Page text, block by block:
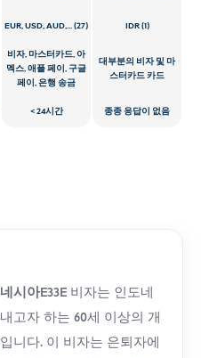
EUR, USD, AUD,... (27) IDR (1)
비자, 마스터카드, 아
멕스, 애플 페이, 구글
페이, 은행 송금
대부분의 비자 및 마
스터카드 카드
24시간 종종 응답이 없음
시아E33E 비자는 인도네
고자 하는 60세 이상의 개
니다. 이 비자는 은퇴자에